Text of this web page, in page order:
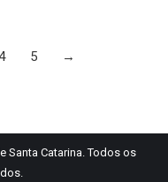
5 →
Santa Catarina. Todos os